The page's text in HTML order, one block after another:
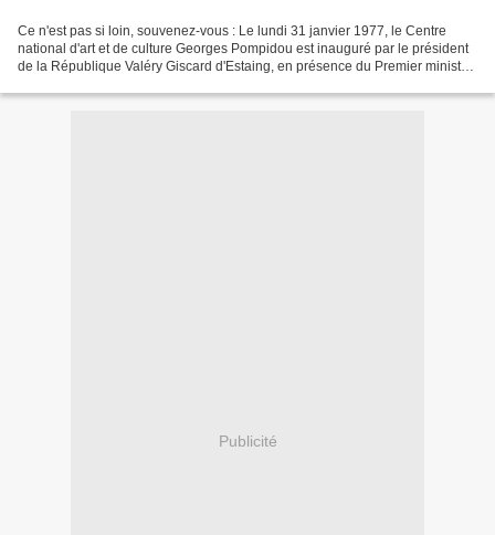
Ce n'est pas si loin, souvenez-vous : Le lundi 31 janvier 1977, le Centre
national d'art et de culture Georges Pompidou est inauguré par le président
de la République Valéry Giscard d'Estaing, en présence du Premier ministre,
Publicité